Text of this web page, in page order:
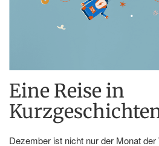
Eine Reise in
Dezember ist nicht nur der Monat der